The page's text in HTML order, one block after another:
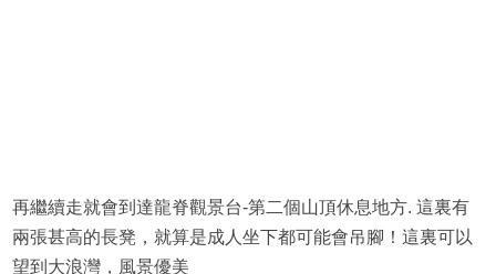
再繼續走就會到達龍脊觀景台-第二個山頂休息地方. 這裏有
兩張甚高的長凳，就算是成人坐下都可能會吊腳！這裏可以
望到大浪灣，風景優美